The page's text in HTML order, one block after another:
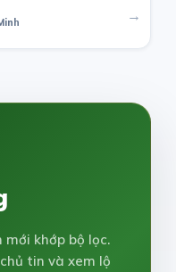
→
khớp bộ lọc.
tin và xem lộ